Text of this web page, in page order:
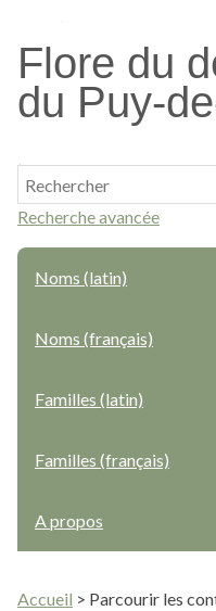
contenu
principal
Flore du
du Puy-
Recherche avancée
Noms (latin)
Noms (français)
Familles (latin)
Familles (français)
A propos
Accueil > Parcourir les